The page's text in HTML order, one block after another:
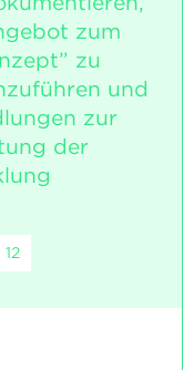
zum
zu
und
zur
der